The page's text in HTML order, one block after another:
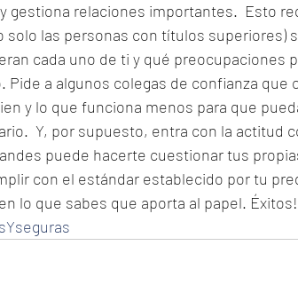
gestiona relaciones importantes.  Esto
solo las personas con títulos superiores)
cada uno de ti y qué preocupaciones
Pide a algunos colegas de confianza que
y lo que funciona menos para que
Y, por supuesto, entra con la actitud
puede hacerte cuestionar tus
con el estándar establecido por tu
lo que sabes que aporta al papel.